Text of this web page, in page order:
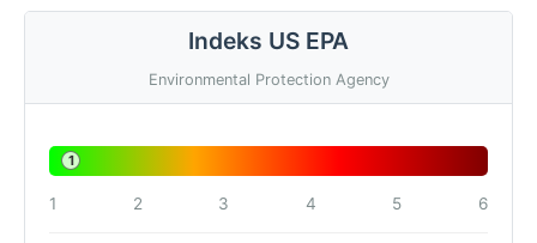
Indeks US EPA
Environmental Protection Agency
1
1 2 3 4 5 6